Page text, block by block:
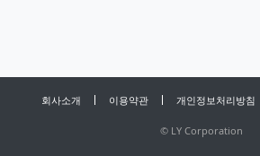
회사소개 이용약관 개인정보처리방침
© LY Corporation